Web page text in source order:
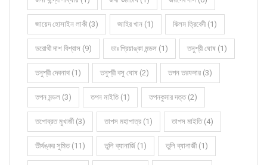
জায়েদ হোসাইন লাকী (3) জাহির খান (1) ঝিলম ত্রিবেদী (1)
ডরোথী দাশ বিশ্বাস (9) ডাঃ প্রিয়াঙ্কা মন্ডল (1) তনুশ্রী ঘোষ (1)
তনুশ্রী দেবনাথ (1) তনুশ্রী বসু ঘোষ (2) তপন তরফদার (3)
তপন মন্ডল (3) তপন মাইতি (1) তপনকুমার দত্ত (2)
তপোব্রত মুখার্জী (3) তাপস মহাপাত্র (1) তাপস মাইতি (4)
তীর্থঙ্কর সুমিত (11) তুলি ব্যানার্জি (1) তুলি ব্যানার্জী (1)